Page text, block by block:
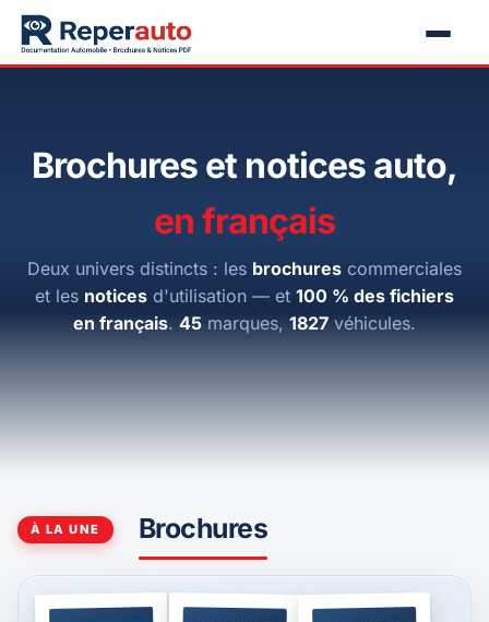
Brochures et notices auto,
en français
Deux univers distincts : les brochures commerciales
et les notices d'utilisation — et 100 % des fichiers
en français. 45 marques, 1827 véhicules.
À LA UNE Brochures